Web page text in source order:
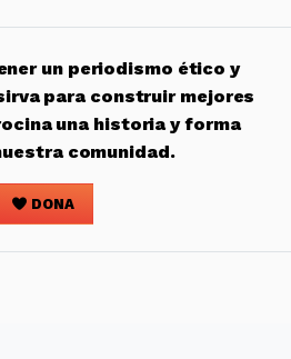
un periodismo ético y
para construir mejores
una historia y forma
comunidad.
DONA